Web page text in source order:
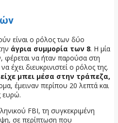
είναι ο ρόλος των δύο
άγρια συμμορία των 8. Η μία
φέρεται να ήταν παρούσα στη
έχει διευκρινιστεί ο ρόλος της.
μπει μέσα στην τράπεζα,
έμειναν περίπου 20 λεπτά και
ευρώ.
FBI, τη συγκεκριμένη
σε περίπτωση που